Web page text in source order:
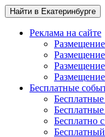
Найти в Екатеринбурге
Реклама на сайте
Бесплатные
Бесплатно